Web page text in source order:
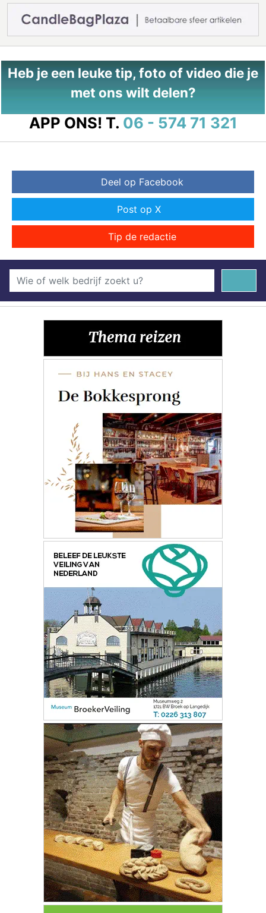
Heb je een leuke tip, foto of video die je
met ons wilt delen?
APP ONS! T. 06 - 574 71 321
Deel op Facebook
Post op X
Tip de redactie